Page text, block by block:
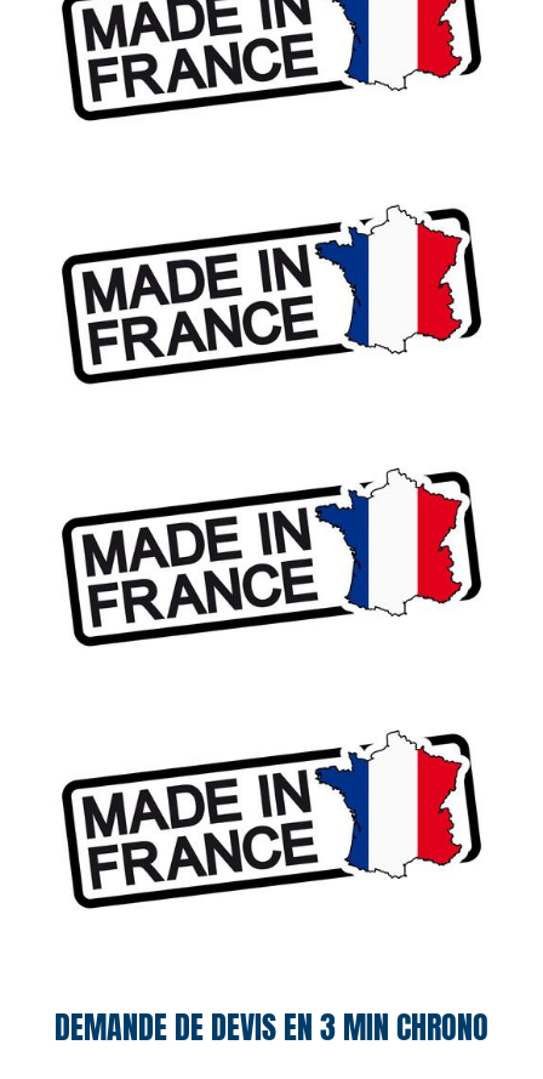
DEMANDE DE DEVIS EN 3 MIN CHRONO